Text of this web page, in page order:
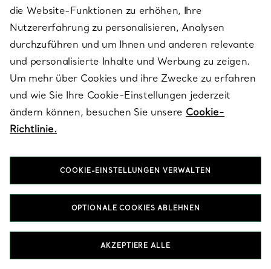
charakteristischem Motiv des Hauses mit vielen markanten
Details, die für lässigen Stil sorgen. Ein Schalring aus Metall ist
eine schöne Alternative, wenn Sie Ihren Schal zusammenbinden
Sie auf Luxusbrillen mit markanten, aber zeitlosen Designs.
Unsere eleganten Designer-Sonnenbrillen zeichnen sich durch
Schmuckkollektionen inspiriert sind, sowie durch frische Farben
und Fassungsformen, die für bewundernde Blicke sorgen.
die Website-Funktionen zu erhöhen, Ihre
Nutzererfahrung zu personalisieren, Analysen
durchzuführen und um Ihnen und anderen relevante
und personalisierte Inhalte und Werbung zu zeigen.
Um mehr über Cookies und ihre Zwecke zu erfahren
und wie Sie Ihre Cookie-Einstellungen jederzeit
ändern können, besuchen Sie unsere Cookie-
Richtlinie.
COOKIE-EINSTELLUNGEN VERWALTEN
OPTIONALE COOKIES ABLEHNEN
AKZEPTIERE ALLE